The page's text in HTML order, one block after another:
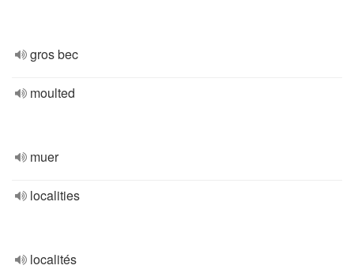
gros bec
moulted
muer
localities
localités